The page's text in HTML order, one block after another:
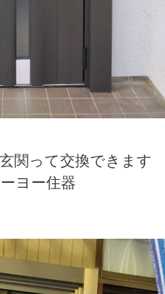
関って交換できます
ヨー住器